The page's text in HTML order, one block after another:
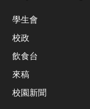
學生會
校政
飲食台
來稿
校園新聞